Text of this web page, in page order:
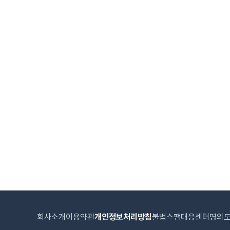
회사소개 이용약관개인정보처리방침불법스팸대응센터 명의